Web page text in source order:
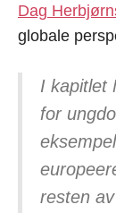
Dag
globale
I kapitlet
for
resten